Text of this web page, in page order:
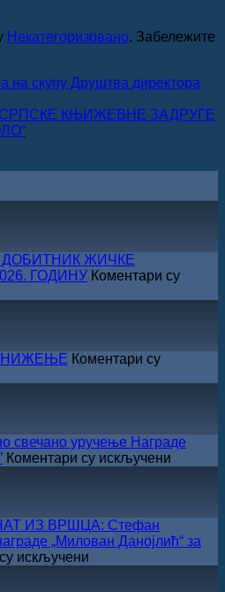
Некатегоризовано. Забележите
на скупу Друштва директора
КЊИЖЕВНЕ ЗАДРУГЕ
ЖИЧКЕ
ГОДИНУ Коментари су
Коментари су
свечано уручење Награде
Коментари су искључени
свечано
Награде
ИЗ ВРШЦА: Стефан
„Милован Данојлић“ за
искључени